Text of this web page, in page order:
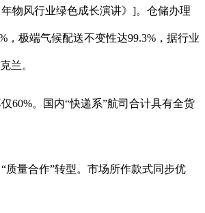
物风行业绿色成长演讲》]。仓储办理
，极端气候配送不变性达99.3%，据行业
兰。
。国内“快递系”航司合计具有全货
量合作”转型。市场所作款式同步优